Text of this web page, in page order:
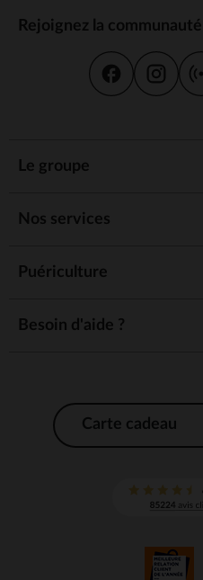
Rejoignez la communauté
Le groupe
Nos services
Puériculture
Besoin d'aide ?
Carte cadeau